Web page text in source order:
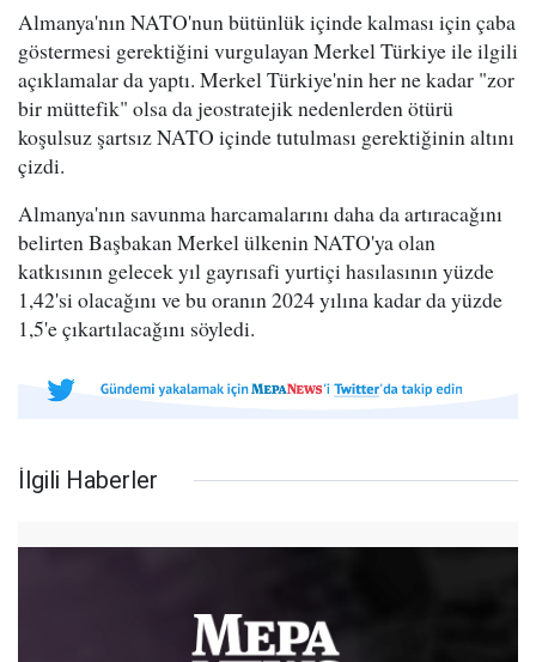
Almanya'nın NATO'nun bütünlük içinde kalması için çaba
göstermesi gerektiğini vurgulayan Merkel Türkiye ile ilgili
açıklamalar da yaptı. Merkel Türkiye'nin her ne kadar "zor
bir müttefik" olsa da jeostratejik nedenlerden ötürü
koşulsuz şartsız NATO içinde tutulması gerektiğinin altını
çizdi.
Almanya'nın savunma harcamalarını daha da artıracağını
belirten Başbakan Merkel ülkenin NATO'ya olan
katkısının gelecek yıl gayrısafi yurtiçi hasılasının yüzde
1,42'si olacağını ve bu oranın 2024 yılına kadar da yüzde
1,5'e çıkartılacağını söyledi.
İlgili Haberler